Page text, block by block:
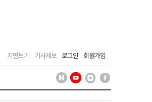
지면보기 기사제보 로그인 회원가입